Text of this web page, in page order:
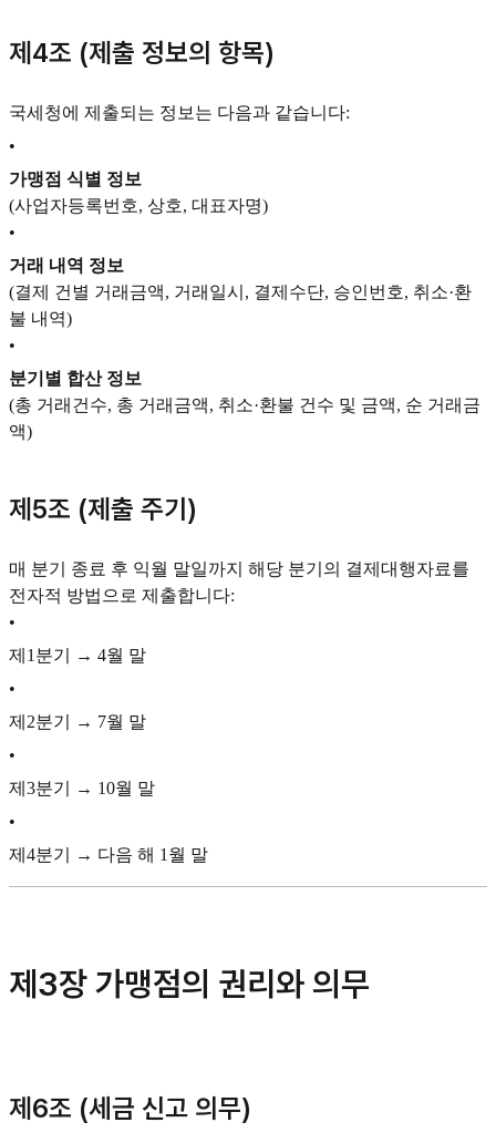
제4조 (제출 정보의 항목)
국세청에 제출되는 정보는 다음과 같습니다:
•
가맹점 식별 정보
(사업자등록번호, 상호, 대표자명)
•
거래 내역 정보
(결제 건별 거래금액, 거래일시, 결제수단, 승인번호, 취소·환
불 내역)
•
분기별 합산 정보
(총 거래건수, 총 거래금액, 취소·환불 건수 및 금액, 순 거래금
액)
제5조 (제출 주기)
매 분기 종료 후 익월 말일까지 해당 분기의 결제대행자료를
전자적 방법으로 제출합니다:
•
제1분기 → 4월 말
•
제2분기 → 7월 말
•
제3분기 → 10월 말
•
제4분기 → 다음 해 1월 말
제3장 가맹점의 권리와 의무
제6조 (세금 신고 의무)